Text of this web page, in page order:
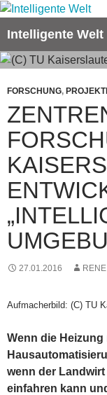
Zum
springen
Intelligente Welt
FORSCHUNG,
27.01.2016
Aufmacherbild: (C) TU
Wenn die
wenn der
einfahren kann